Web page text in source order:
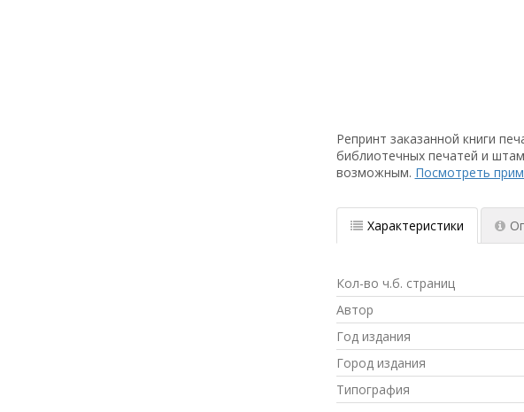
Репринт заказанной книги
библиотечных печатей и
возможным. Посмотреть
Характеристики
Кол-во ч.б. страниц
Автор
Год издания
Город издания
Типография